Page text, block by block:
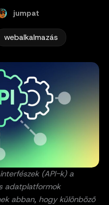
jumpat
webalkalmazás
(API-k) a
adatplatformok
abban, hogy különböző